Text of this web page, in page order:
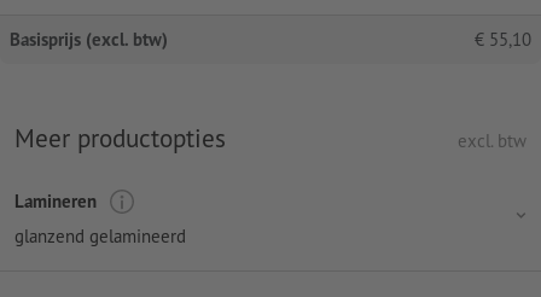
Basisprijs (excl. btw) € 55,10
Meer productopties excl. btw
Lamineren
glanzend gelamineerd